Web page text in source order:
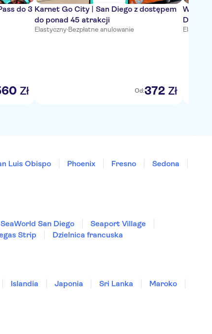
do 3
Zł
Karnet Go City | San Diego z dostępem
do ponad 45 atrakcji
Elastyczny·Bezpłatne anulowanie
Od:372 Zł
Diego
Luis Obispo Phoenix Fresno
Sedona
SeaWorld San Diego
Seaport Village
Strip
Dzielnica francuska
Islandia Japonia Sri Lanka
Maroko